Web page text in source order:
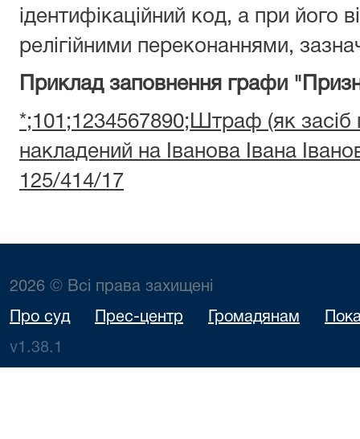
ідентифікаційний код, а при його
релігійними переконаннями,
Приклад заповнення графи
*;101;1234567890;Штраф (як засіб
накладений на Іванова Івана
125/414/17
2026 © Всі права захищені
Про суд Прес-центр Громадянам
v1.38.1